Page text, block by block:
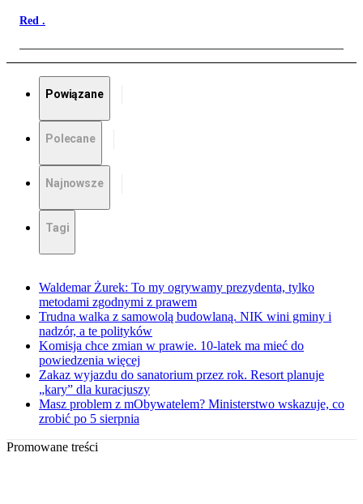
Red .
Powiązane
Polecane
Najnowsze
Tagi
Waldemar Żurek: To my ogrywamy prezydenta, tylko
metodami zgodnymi z prawem
Trudna walka z samowolą budowlaną. NIK wini gminy i
nadzór, a te polityków
Komisja chce zmian w prawie. 10-latek ma mieć do
powiedzenia więcej
Zakaz wyjazdu do sanatorium przez rok. Resort planuje
„kary” dla kuracjuszy
Masz problem z mObywatelem? Ministerstwo wskazuje, co
zrobić po 5 sierpnia
Promowane treści